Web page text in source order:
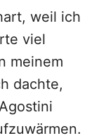
weil ich
viel
meinem
dachte,